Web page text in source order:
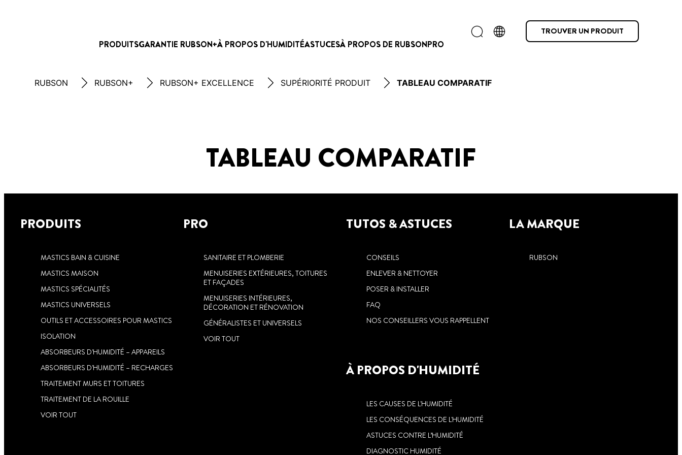
PRODUITSGARANTIE RUBSON+À PROPOS D'HUMIDITÉASTUCESÀ PROPOS DE RUBSONPRO
TROUVER UN PRODUIT
RUBSON RUBSON+ RUBSON+ EXCELLENCE SUPÉRIORITÉ PRODUIT TABLEAU COMPARATIF
TABLEAU COMPARATIF
PRODUITS
MASTICS BAIN & CUISINE
MASTICS MAISON
MASTICS SPÉCIALITÉS
MASTICS UNIVERSELS
OUTILS ET ACCESSOIRES POUR MASTICS
ISOLATION
ABSORBEURS D'HUMIDITÉ – APPAREILS
ABSORBEURS D'HUMIDITÉ – RECHARGES
TRAITEMENT MURS ET TOITURES
TRAITEMENT DE LA ROUILLE
VOIR TOUT
PRO
SANITAIRE ET PLOMBERIE
MENUISERIES EXTÉRIEURES, TOITURES
ET FAÇADES
MENUISERIES INTÉRIEURES,
DÉCORATION ET RÉNOVATION
GÉNÉRALISTES ET UNIVERSELS
VOIR TOUT
TUTOS & ASTUCES
CONSEILS
ENLEVER & NETTOYER
POSER & INSTALLER
FAQ
NOS CONSEILLERS VOUS RAPPELLENT
À PROPOS D'HUMIDITÉ
LES CAUSES DE L'HUMIDITÉ
LES CONSÉQUENCES DE L'HUMIDITÉ
ASTUCES CONTRE L’HUMIDITÉ
DIAGNOSTIC HUMIDITÉ
LA MARQUE
RUBSON